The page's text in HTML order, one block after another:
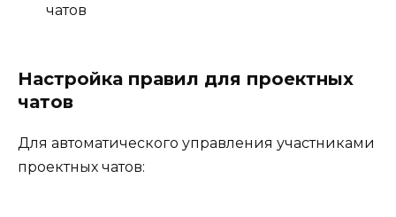
чатов
Настройка правил для проектных
чатов
Для автоматического управления участниками
проектных чатов: